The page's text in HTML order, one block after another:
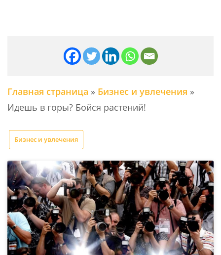
Главная страница » Бизнес и увлечения »
Идешь в горы? Бойся растений!
Бизнес и увлечения